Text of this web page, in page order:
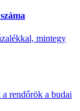
mintegy
rendőrök a budai